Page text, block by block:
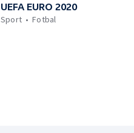
UEFA EURO 2020
Sport
Fotbal